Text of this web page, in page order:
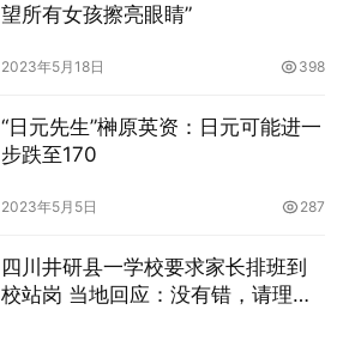
望所有女孩擦亮眼睛”
2023年5月18日 398
“日元先生”榊原英资：日元可能进一
步跌至170
2023年5月5日 287
四川井研县一学校要求家长排班到
校站岗 当地回应：没有错，请理解